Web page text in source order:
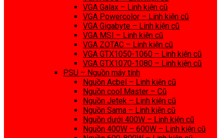
VGA Galax – Linh kiện cũ
VGA Powercolor – Linh kiện cũ
VGA Gigabyte – Linh kiện cũ
VGA MSI – Linh kiện cũ
VGA ZOTAC – Linh kiện cũ
VGA GTX1050-1060 – Linh kiện cũ
VGA GTX1070-1080 – Linh kiện cũ
PSU – Nguồn máy tính
Nguồn Acbel – Linh kiện cũ
Nguồn cool Master – Cũ
Nguồn Jetek – Linh kiện cũ
Nguồn Sama – Linh kiện cũ
Nguồn dưới 400W – Linh kiện cũ
Nguồn 400W – 600W – Linh kiện cũ